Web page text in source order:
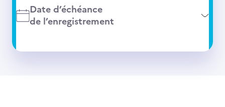
Date d’échéance
de l’enregistrement